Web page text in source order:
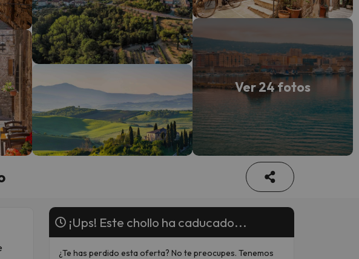
Ver 24 fotos
¡Ups! Este chollo ha caducado...
¿Te has perdido esta oferta? No te preocupes. Tenemos